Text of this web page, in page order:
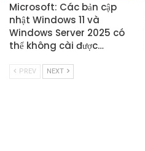
Microsoft: Các bản cập
nhật Windows 11 và
Windows Server 2025 có
thể không cài được…
PREV NEXT